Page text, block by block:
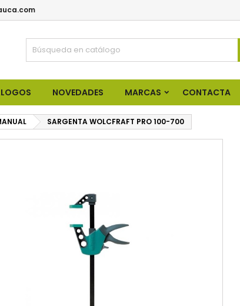
NOVEDADES MARCAS CONTACTA
SARGENTA WOLCFRAFT PRO 100-700